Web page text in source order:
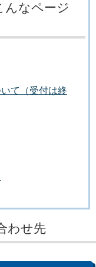
んなページ
て（受付は終
わせ先